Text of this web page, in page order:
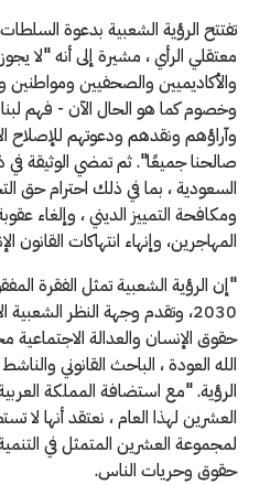
تفتتح الرؤية الشعبية بدعوة
معتقلي الرأي ، مشيرة إلى أنه "لا
والأكاديميين والصحفيين ومواطنين
وخصوم كما هو الحال الآن - فهم
وآراؤهم ونقدهم ودعوتهم للإصلاح
صالحنا جميعًا". ثم تمضي الوثيقة
السعودية ، بما في ذلك احترام حق
ومكافحة التمييز الديني ، وإلغاء
المهاجرين، وإنهاء انتهاكات القانون
"إن الرؤية الشعبية تمثل الفقرة
2030، وتقدم وجهة النظر
حقوق الإنسان والعدالة الاجتماعية
الله العودة ، الباحث القانوني
الرؤية. "مع استضافة المملكة
العشرين لهذا العام ، نعتقد أنها لا
لمجموعة العشرين المتمثل في
حقوق وحريات الناس.